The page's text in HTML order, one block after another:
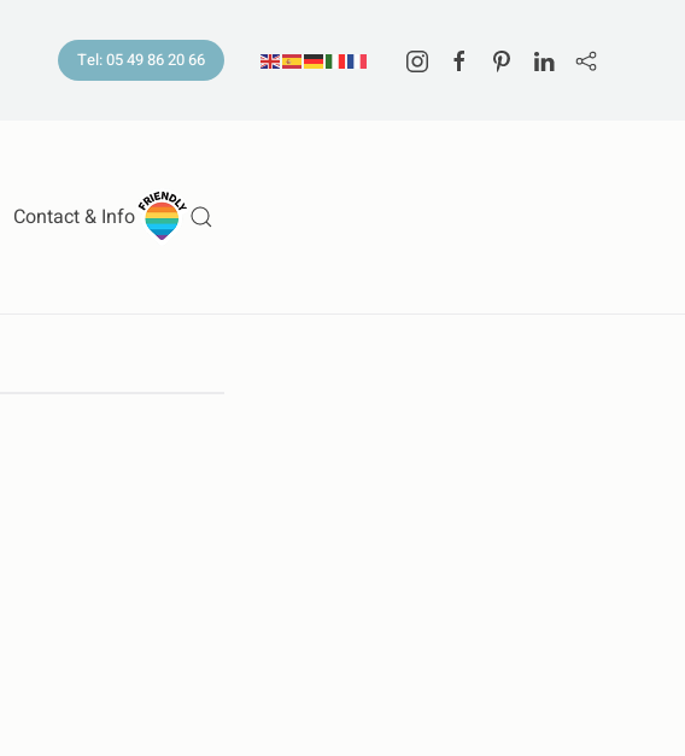
Tel: 05 49 86 20 66
Contact & Info